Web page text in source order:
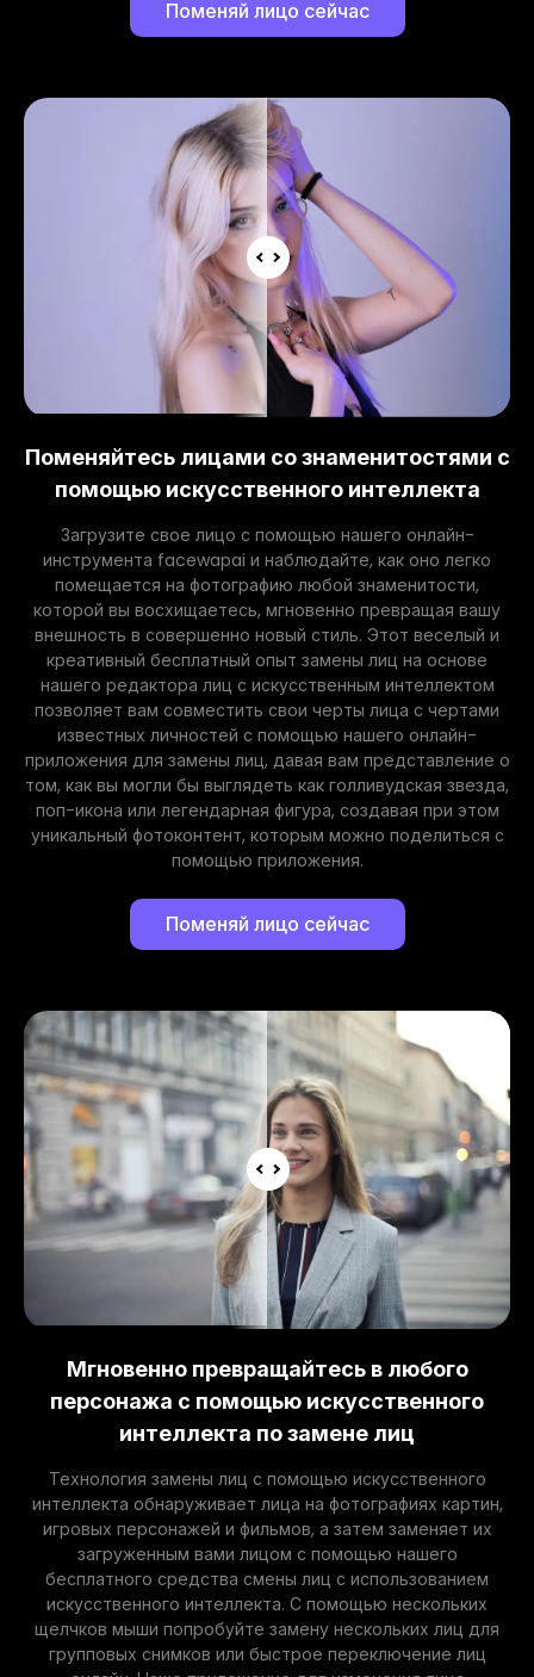
Поменяй лицо сейчас
Поменяйтесь лицами со знаменитостями с
помощью искусственного интеллекта
Загрузите свое лицо с помощью нашего онлайн-
инструмента facewapai и наблюдайте, как оно легко
помещается на фотографию любой знаменитости,
которой вы восхищаетесь, мгновенно превращая вашу
внешность в совершенно новый стиль. Этот веселый и
креативный бесплатный опыт замены лиц на основе
нашего редактора лиц с искусственным интеллектом
позволяет вам совместить свои черты лица с чертами
известных личностей с помощью нашего онлайн-
приложения для замены лиц, давая вам представление о
том, как вы могли бы выглядеть как голливудская звезда,
поп-икона или легендарная фигура, создавая при этом
уникальный фотоконтент, которым можно поделиться с
помощью приложения.
Поменяй лицо сейчас
Мгновенно превращайтесь в любого
персонажа с помощью искусственного
интеллекта по замене лиц
Технология замены лиц с помощью искусственного
интеллекта обнаруживает лица на фотографиях картин,
игровых персонажей и фильмов, а затем заменяет их
загруженным вами лицом с помощью нашего
бесплатного средства смены лиц с использованием
искусственного интеллекта. С помощью нескольких
щелчков мыши попробуйте замену нескольких лиц для
групповых снимков или быстрое переключение лиц